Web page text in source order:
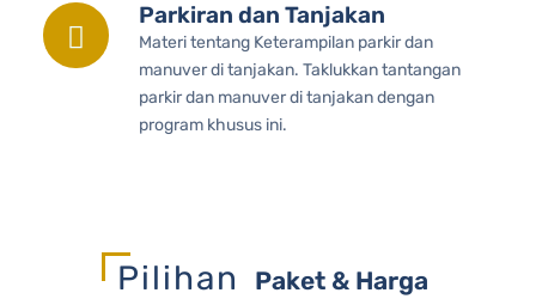
Parkiran dan Tanjakan
Materi tentang Keterampilan parkir dan
manuver di tanjakan. Taklukkan tantangan
parkir dan manuver di tanjakan dengan
program khusus ini.
Pilihan Paket & Harga